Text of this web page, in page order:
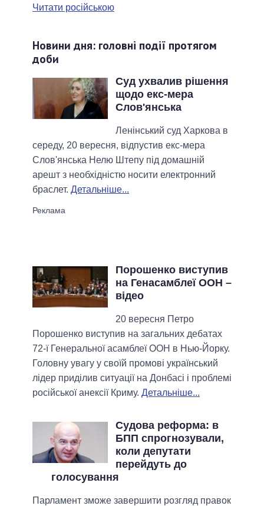
Читати російською
Новини дня: головні події протягом
доби
Суд ухвалив рішення
щодо екс-мера
Слов'янська
Ленінський суд Харкова в
середу, 20 вересня, відпустив екс-мера
Слов'янська Нелю Штепу під домашній
арешт з необхідністю носити електронний
браслет. Детальніше...
Порошенко виступив
на Генасамблеї ООН –
відео
20 вересня Петро
Порошенко виступив на загальних дебатах
72-ї Генеральної асамблеї ООН в Нью-Йорку.
Головну увагу у своїй промові український
лідер приділив ситуації на Донбасі і проблемі
російської анексії Криму. Детальніше...
Судова реформа: в
БПП спрогнозували,
коли депутати
перейдуть до
голосування
Парламент зможе завершити розгляд правок